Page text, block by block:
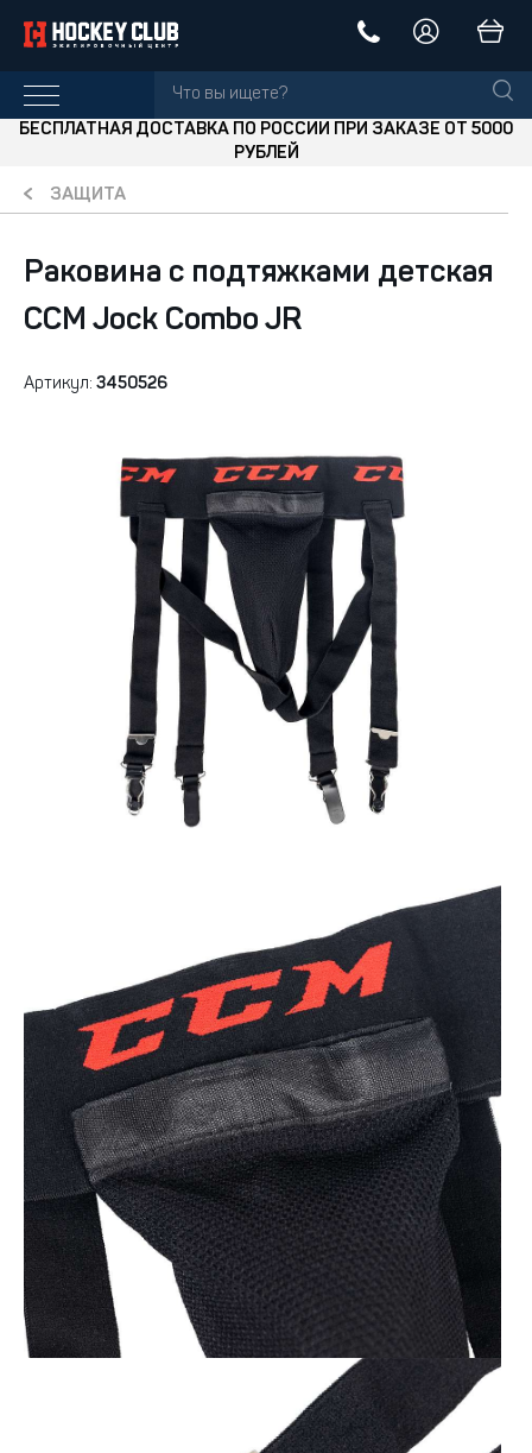
БЕСПЛАТНАЯ ДОСТАВКА ПО РОССИИ ПРИ ЗАКАЗЕ ОТ 5000
РУБЛЕЙ
ЗАЩИТА
Раковина с подтяжками детская
CCM Jock Combo JR
Артикул: 3450526